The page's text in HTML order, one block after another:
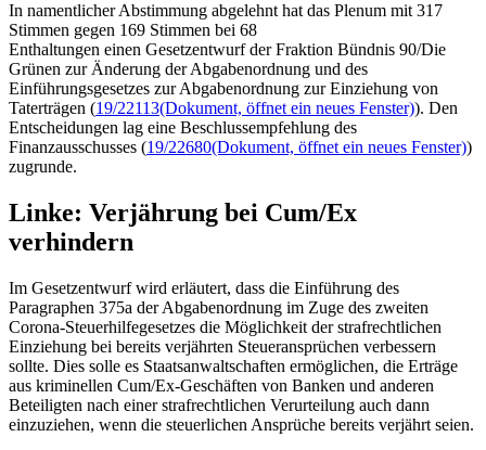
In namentlicher Abstimmung abgelehnt hat das Plenum mit 317
Stimmen gegen 169 Stimmen bei 68
Enthaltungen einen Gesetzentwurf der Fraktion Bündnis 90/Die
Grünen zur Änderung der Abgabenordnung und des
Einführungsgesetzes zur Abgabenordnung zur Einziehung von
Taterträgen (19/22113(Dokument, öffnet ein neues Fenster)). Den
Entscheidungen lag eine Beschlussempfehlung des
Finanzausschusses (19/22680(Dokument, öffnet ein neues Fenster))
zugrunde.
Linke: Verjährung bei Cum/Ex
verhindern
Im Gesetzentwurf wird erläutert, dass die Einführung des
Paragraphen 375a der Abgabenordnung im Zuge des zweiten
Corona-Steuerhilfegesetzes die Möglichkeit der strafrechtlichen
Einziehung bei bereits verjährten Steueransprüchen verbessern
sollte. Dies solle es Staatsanwaltschaften ermöglichen, die Erträge
aus kriminellen Cum/Ex-Geschäften von Banken und anderen
Beteiligten nach einer strafrechtlichen Verurteilung auch dann
einzuziehen, wenn die steuerlichen Ansprüche bereits verjährt seien.